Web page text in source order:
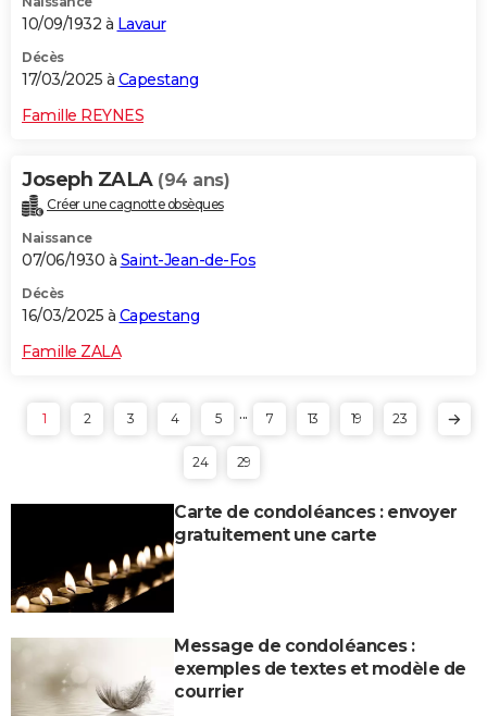
10/09/1932 à Lavaur
Décès
17/03/2025 à Capestang
Famille REYNES
Joseph ZALA (94 ans)
Créer une cagnotte obsèques
Naissance
07/06/1930 à Saint-Jean-de-Fos
Décès
16/03/2025 à Capestang
Famille ZALA
1 2 3 4 5 ... 7 13 19 23
24 29
Carte de condoléances : envoyer
gratuitement une carte
Message de condoléances :
exemples de textes et modèle de
courrier